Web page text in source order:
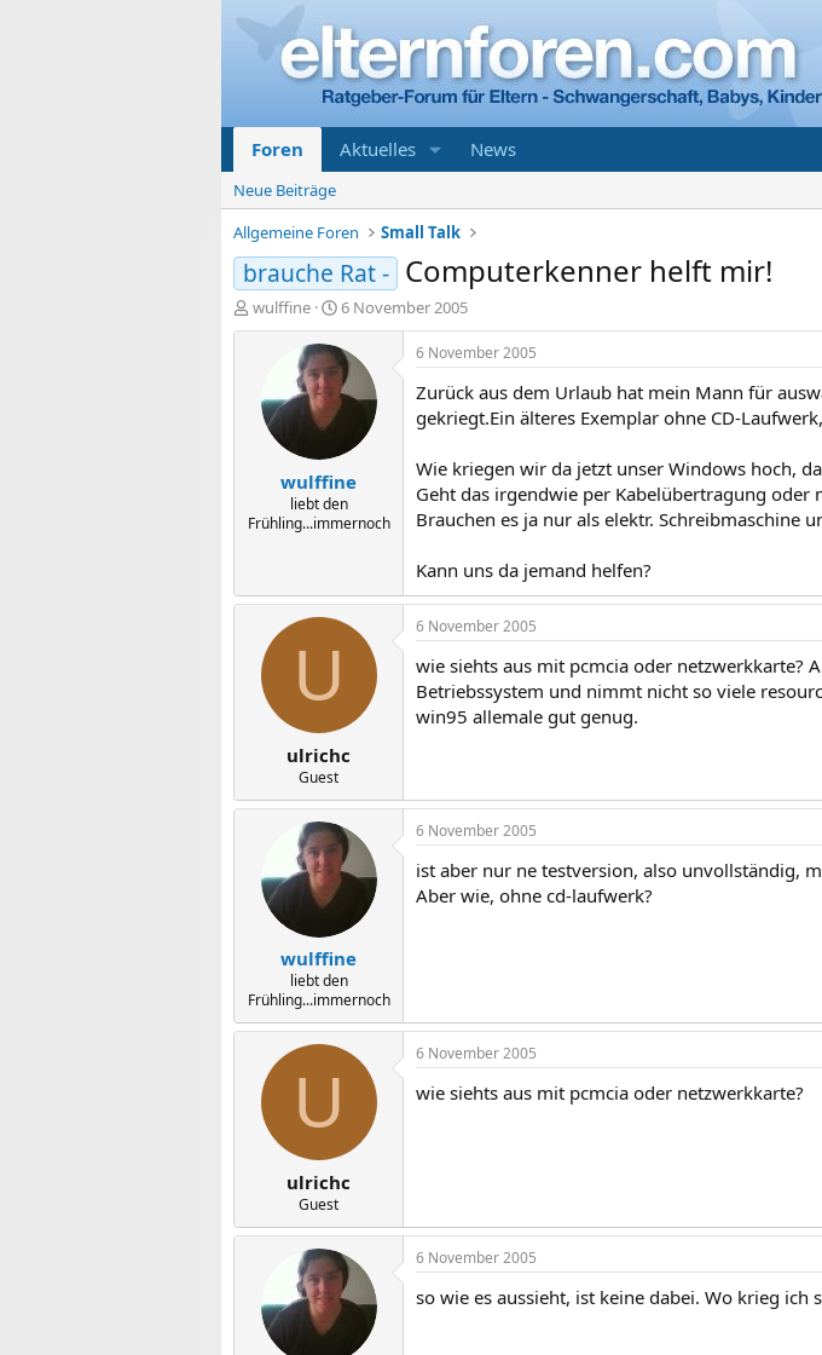
Foren Aktuelles News
Neue Beiträge
Allgemeine Foren
Small Talk
brauche Rat - Computerkenner helft mir!
E
r
wulffine
E
r
s
t
e
l
t
a
m
6 November 2005
wulffine
liebt den
Frühling...immernoch
6 November 2005
Zurück aus dem Urlaub hat mein Mann für
gekriegt.Ein älteres Exemplar ohne CD-
Wie kriegen wir da jetzt unser Windows hoch,
Geht das irgendwie per Kabelübertragung oder
Brauchen es ja nur als elektr. Schreibmaschine
Kann uns da jemand helfen?
U
ulrichc
Guest
6 November 2005
wie siehts aus mit pcmcia oder netzwerkkarte?
Betriebssystem und nimmt nicht so viele
win95 allemale gut genug.
wulffine
liebt den
Frühling...immernoch
6 November 2005
ist aber nur ne testversion, also unvollständig,
Aber wie, ohne cd-laufwerk?
U
ulrichc
Guest
6 November 2005
wie siehts aus mit pcmcia oder netzwerkkarte?
6 November 2005
so wie es aussieht, ist keine dabei. Wo krieg